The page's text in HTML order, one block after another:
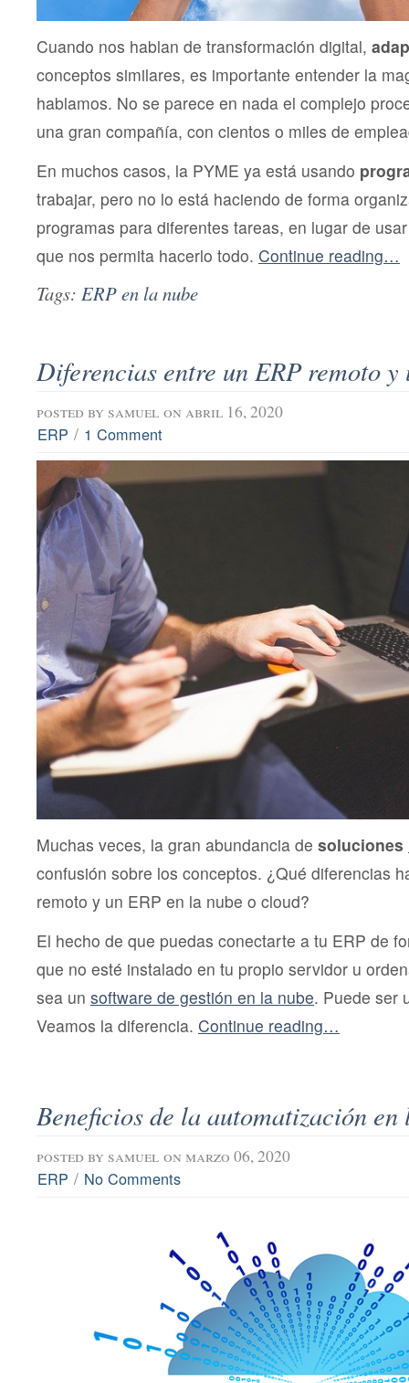
Cuando nos hablan de transformación digital,
conceptos similares, es importante entender la
hablamos. No se parece en nada el complejo
una gran compañía, con cientos o miles de
En muchos casos, la PYME ya está usando
trabajar, pero no lo está haciendo de forma
programas para diferentes tareas, en lugar de
que nos permita hacerlo todo. Continue reading…
Tags: ERP en la nube
Diferencias entre un ERP remoto y
posted by samuel on abril 16, 2020
ERP / 1 Comment
Muchas veces, la gran abundancia de soluciones
confusión sobre los conceptos. ¿Qué diferencias
remoto y un ERP en la nube o cloud?
El hecho de que puedas conectarte a tu ERP de
que no esté instalado en tu propio servidor u
sea un software de gestión en la nube. Puede ser
Veamos la diferencia. Continue reading…
Beneficios de la automatización en
posted by samuel on marzo 06, 2020
ERP / No Comments